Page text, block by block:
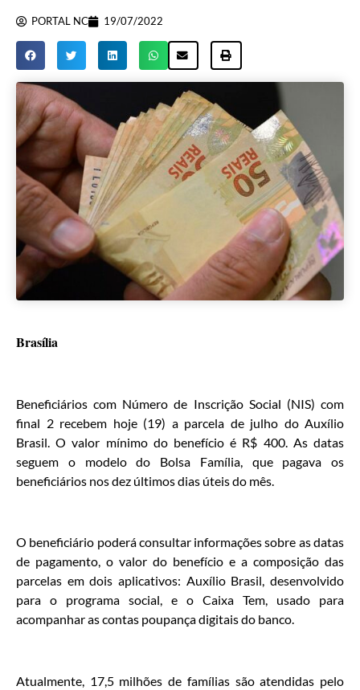
PORTAL NC 19/07/2022
Brasília
Beneficiários com Número de Inscrição Social (NIS) com
final 2 recebem hoje (19) a parcela de julho do Auxílio
Brasil. O valor mínimo do benefício é R$ 400. As datas
seguem o modelo do Bolsa Família, que pagava os
beneficiários nos dez últimos dias úteis do mês.
O beneficiário poderá consultar informações sobre as datas
de pagamento, o valor do benefício e a composição das
parcelas em dois aplicativos: Auxílio Brasil, desenvolvido
para o programa social, e o Caixa Tem, usado para
acompanhar as contas poupança digitais do banco.
Atualmente, 17,5 milhões de famílias são atendidas pelo